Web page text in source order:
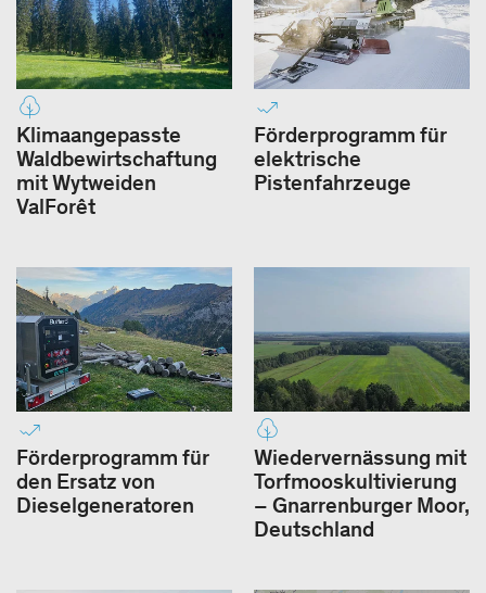
Klimaangepasste
Waldbewirtschaftung
mit Wytweiden
ValForêt
Förderprogramm für
elektrische
Pistenfahrzeuge
Förderprogramm für
den Ersatz von
Dieselgeneratoren
Wiedervernässung mit
Torfmooskultivierung
– Gnarrenburger Moor,
Deutschland